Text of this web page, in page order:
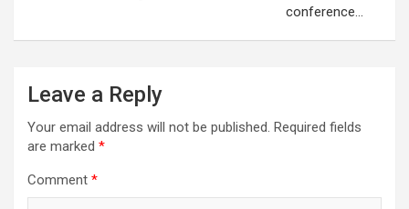
conference…
Leave a Reply
Your email address will not be published. Required fields
are marked *
Comment *